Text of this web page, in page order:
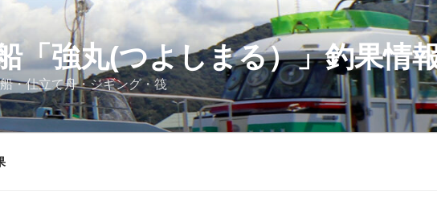
「強丸(つよしまる）」釣果情
・仕立て舟・ジギング・筏